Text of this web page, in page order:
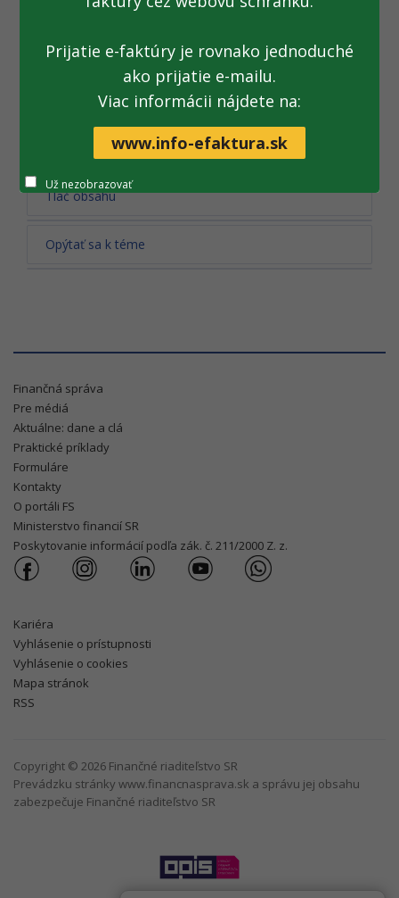
okuliare. Môžu poškodiť zrak
Všetky fotogalérie
Tlač obsahu
Opýtať sa k téme
Finančná správa
Pre médiá
Aktuálne: dane a clá
Praktické príklady
Formuláre
Kontakty
O portáli FS
Ministerstvo financií SR
Poskytovanie informácií podľa zák. č. 211/2000 Z. z.
Kariéra
Vyhlásenie o prístupnosti
Vyhlásenie o cookies
Mapa stránok
RSS
Copyright © 2026 Finančné riaditeľstvo SR
Prevádzku stránky www.financnasprava.sk a správu jej obsahu
zabezpečuje Finančné riaditeľstvo SR
Prijatie e-faktúry je rovnako jednoduché
ako prijatie e-mailu.
Viac informácii nájdete na:
www.info-efaktura.sk
Už nezobrazovať